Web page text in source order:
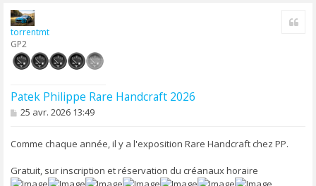
torrentmt
GP2
Patek Philippe Rare Handcraft 2026
M
s
e
25 avr. 2026 13:49
Comme chaque année, il y a l'exposition Rare Handcraft chez PP.
Gratuit, sur inscription et réservation du créanaux horaire